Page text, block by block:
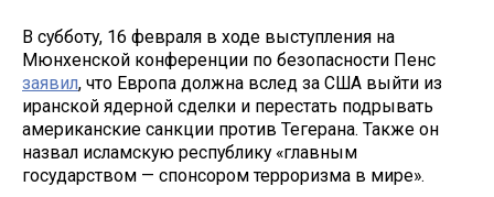
В субботу, 16 февраля в ходе выступления на
Мюнхенской конференции по безопасности Пенс
заявил, что Европа должна вслед за США выйти из
иранской ядерной сделки и перестать подрывать
американские санкции против Тегерана. Также он
назвал исламскую республику «главным
государством — спонсором терроризма в мире».